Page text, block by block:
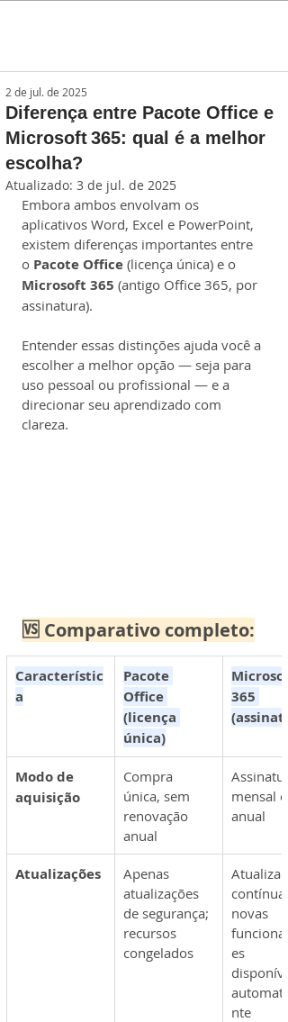
Diferença entre Pacote Office e
Microsoft 365: qual é a melhor
escolha?
2 de jul. de 2025
Atualizado: 3 de jul. de 2025
Embora ambos envolvam os
aplicativos Word, Excel e PowerPoint,
existem diferenças importantes entre
o Pacote Office (licença única) e o
Microsoft 365 (antigo Office 365, por
assinatura).
Entender essas distinções ajuda você a
escolher a melhor opção — seja para
uso pessoal ou profissional — e a
direcionar seu aprendizado com
clareza.
🆚 Comparativo completo:
Característic
a
Pacote
Office
(licença
única)
365
Modo de
aquisição
Compra
única, sem
renovação
anual
mensal
anual
Atualizações
Apenas
atualizações
de segurança;
recursos
congelados
novas
es
nte